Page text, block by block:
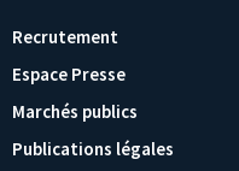
Recrutement
Espace Presse
Marchés publics
Publications légales